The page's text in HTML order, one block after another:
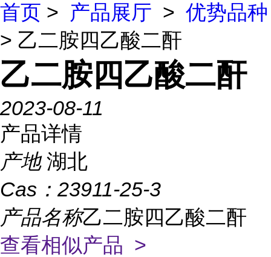
首页 > 产品展厅 > 优势品种
> 乙二胺四乙酸二酐
乙二胺四乙酸二酐
2023-08-11
产品详情
产地 湖北
Cas： 23911-25-3
产品名称乙二胺四乙酸二酐
查看相似产品 >